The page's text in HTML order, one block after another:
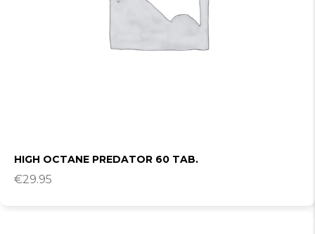
HIGH OCTANE PREDATOR 60 TAB.
€29.95